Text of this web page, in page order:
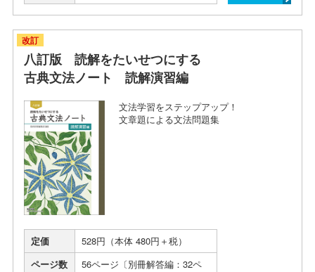
改訂
八訂版 読解をたいせつにする
古典文法ノート 読解演習編
文法学習をステップアップ！
文章題による文法問題集
定価
528円（本体 480円＋税）
ページ数
56ページ〔別冊解答編：32ペ